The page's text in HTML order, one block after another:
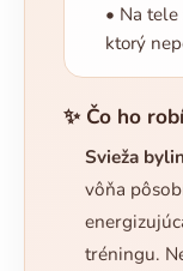
• Na tele
ktorý
✨ Čo ho
Svieža
vôňa
tréningu.